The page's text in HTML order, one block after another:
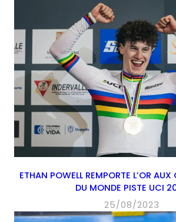
ETHAN POWELL REMPORTE L’OR
DU MONDE PISTE UCI
25/08/2023